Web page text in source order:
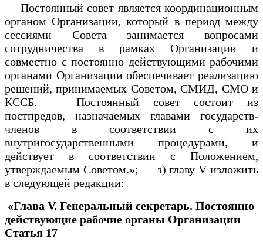
Постоянный совет является координационным
органом Организации, который в период между
сессиями Совета занимается вопросами
сотрудничества в рамках Организации и
совместно с постоянно действующими рабочими
органами Организации обеспечивает реализацию
решений, принимаемых Советом, СМИД, СМО и
КССБ. Постоянный совет состоит из
постпредов, назначаемых главами государств-
членов в соответствии с их
внутригосударственными процедурами, и
действует в соответствии с Положением,
утверждаемым Советом.»; з) главу V изложить
в следующей редакции:
«Глава V. Генеральный секретарь. Постоянно
действующие рабочие органы Организации
Статья 17